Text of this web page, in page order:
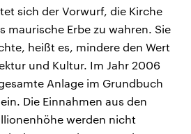
sich der Vorwurf, die Kirche
maurische Erbe zu wahren. Sie
heißt es, mindere den Wert
und Kultur. Im Jahr 2006
Anlage im Grundbuch
Die Einnahmen aus den
werden nicht